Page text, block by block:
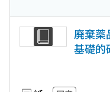
廃棄薬
基礎的